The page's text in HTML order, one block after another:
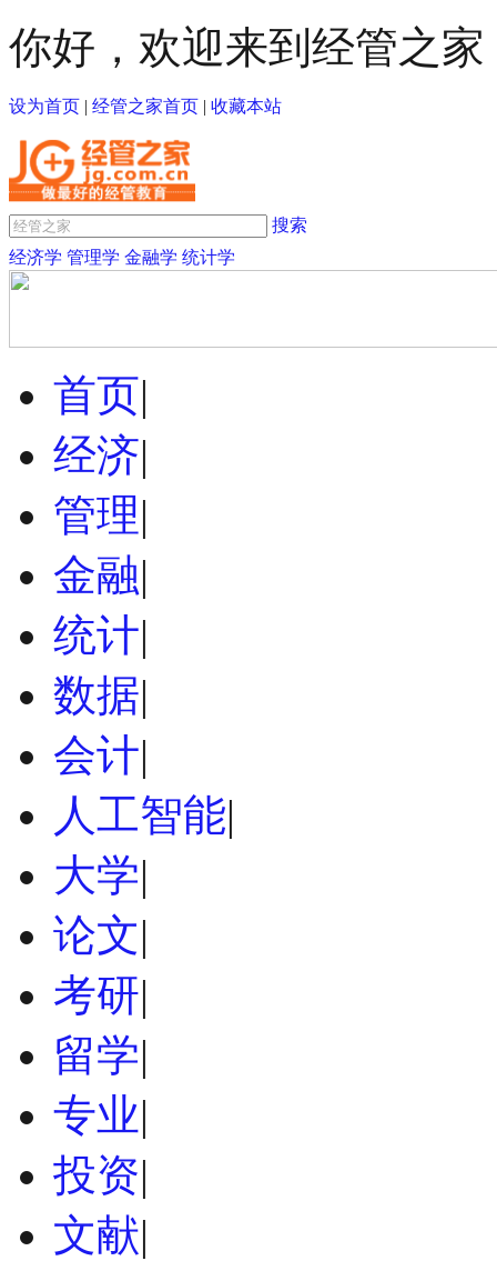
你好，欢迎来到经管之家
设为首页 | 经管之家首页 | 收藏本站
搜索
经济学 管理学 金融学 统计学
首页|
经济|
管理|
金融|
统计|
数据|
会计|
人工智能|
大学|
论文|
考研|
留学|
专业|
投资|
文献|